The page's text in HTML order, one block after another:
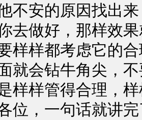
不安的原因找出
去做好，那样效
样都考虑它的合
就会钻牛角尖，
样样管得合理，
位，一句话就讲